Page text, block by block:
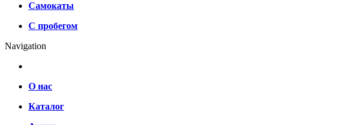
Самокаты
С пробегом
Navigation
О нас
Каталог